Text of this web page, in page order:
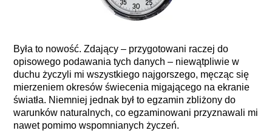
Była to nowość. Zdający – przygotowani raczej do
opisowego podawania tych danych – niewątpliwie w
duchu życzyli mi wszystkiego najgorszego, męcząc się
mierzeniem okresów świecenia migającego na ekranie
światła. Niemniej jednak był to egzamin zbliżony do
warunków naturalnych, co egzaminowani przyznawali mi
nawet pomimo wspomnianych życzeń.